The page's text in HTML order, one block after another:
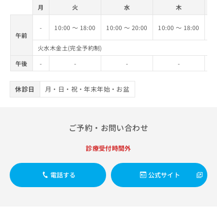
月 火 水 木
午前
- 10:00 ～ 18:00 10:00 ～ 20:00 10:00 ～ 18:00
火水木金土(完全予約制)
午後
- - - -
休診日 月・日・祝・年末年始・お盆
ご予約・お問い合わせ
診療受付時間外
電話する 公式サイト